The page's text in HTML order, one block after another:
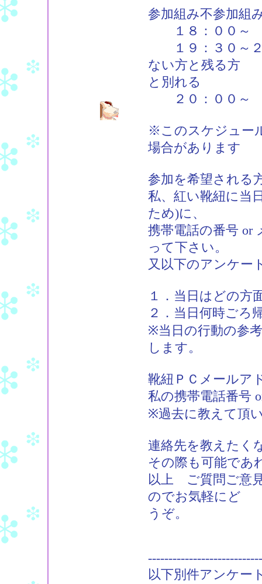
参加組み不参加組
１８：００～
１９：３０～２
ない方と残る方
と別れる
２０：００～
※このスケジュー
場合があります
参加を希望される
私、紅い靴紐に当
ため)に、
携帯電話の番号 or
って下さい。
又以下のアンケー
１．当日はどの方
２．当日何時ごろ
※当日の行動の参
します。
靴紐ＰＣメールア
私の携帯電話番号
※過去に教えて頂
連絡先を教えたく
その際も可能であ
以上 ご質問ご意
のでお気軽にど
うぞ。
以下別件アンケー